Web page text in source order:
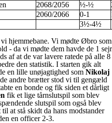
2068/2056 ½-½
2060/2066 0-1
3½-4½
hjemmebane. Vi mødte Øbro som
- da vi mødte dem havde de 1 sejr
af at de var lavere ratede på alle 8
den statistik. I starten gik alt
en lille unøjagtighed som Nikolaj
andre brætter stod vi til gengæld
en bonde og fik siden et dårligt
fik et lige tårnslutspil som blev
slutspil som også blev
at stå skidt da hans modstander
en officer 2-3.